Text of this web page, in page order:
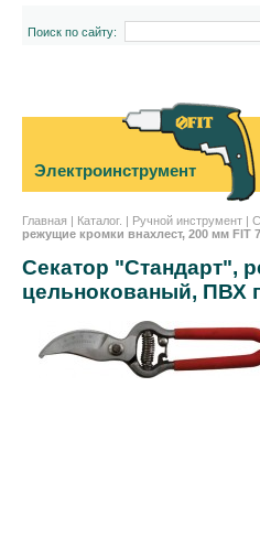
Поиск по сайту:
Электроинструмент
Главная | Каталог. | Ручной инструмент |
режущие кромки внахлест, 200 мм FIT
Секатор "Стандарт",
цельнокованый, ПВХ